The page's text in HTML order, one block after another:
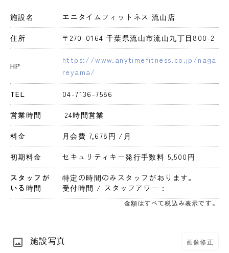
施設名 エニタイムフィットネス 流山店
住所 〒270-0164 千葉県流山市流山九丁目800-2
HP
https://www.anytimefitness.co.jp/naga
reyama/
TEL 04-7136-7586
営業時間 24時間営業
料金 月会費 7,678円 /月
初期料金 セキュリティキー発行手数料 5,500円
スタッフが
いる時間
特定の時間のみスタッフがおります。
受付時間 / スタッフアワー：
金額はすべて税込み表示です。
施設写真 画像修正